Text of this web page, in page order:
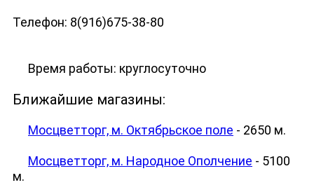
Телефон: 8(916)675-38-80
Время работы: круглосуточно
Ближайшие магазины:
Мосцветторг, м. Октябрьское поле - 2650 м.
Мосцветторг, м. Народное Ополчение - 5100
м.